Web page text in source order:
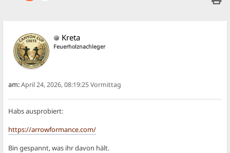
Kreta
Feuerholznachleger
am:April 24, 2026, 08:19:25 Vormittag
Habs ausprobiert:
https://arrowformance.com/
Bin gespannt, was ihr davon hält.